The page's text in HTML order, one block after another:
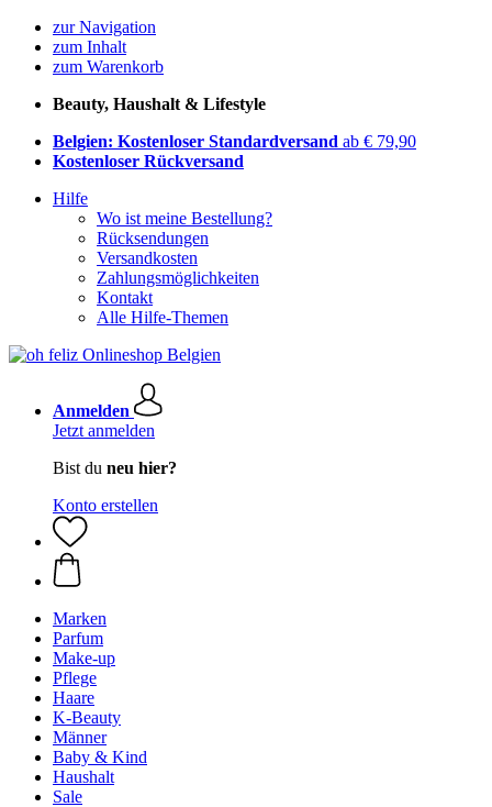
zur Navigation
zum Inhalt
zum Warenkorb
Beauty, Haushalt & Lifestyle
Belgien: Kostenloser Standardversand ab € 79,90
Kostenloser Rückversand
Hilfe
Wo ist meine Bestellung?
Rücksendungen
Versandkosten
Zahlungsmöglichkeiten
Kontakt
Alle Hilfe-Themen
Anmelden
Jetzt anmelden
Bist du neu hier?
Konto erstellen
Marken
Parfum
Make-up
Pflege
Haare
K-Beauty
Männer
Baby & Kind
Haushalt
Sale